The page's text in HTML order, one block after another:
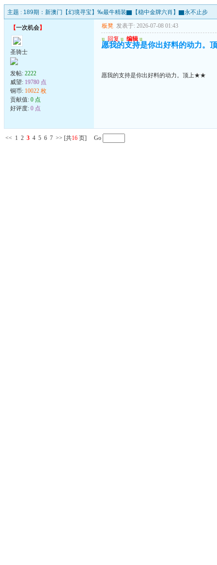
主题 : 189期：新澳门【幻境寻宝】‰最牛精装▇【稳中金牌六肖】▇永不止步
【一次机会】
圣骑士
发帖: 2222
威望: 19780 点
铜币: 10022 枚
贡献值: 0 点
好评度: 0 点
板凳 发表于: 2026-07-08 01:43
u 回复 u 编辑 u
愿我的支持是你出好料的动力
愿我的支持是你出好料的动力。顶上★★
<< 1 2 3 4 5 6 7 >> [共16 页] Go